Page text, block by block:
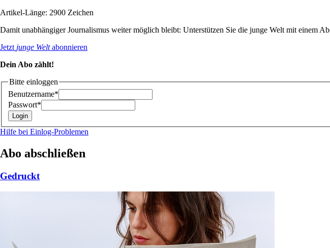
Artikel-Länge: 2900 Zeichen
Damit unabhängiger Journalismus weiter möglich bleibt: Unterstützen Sie die junge Welt mit einem
Jetzt junge Weltabonnieren
Dein Abo zählt!
Bitte einloggen
Benutzername*
Passwort*
Hilfe bei Einlog-Problemen
Abo abschließen
Gedruckt